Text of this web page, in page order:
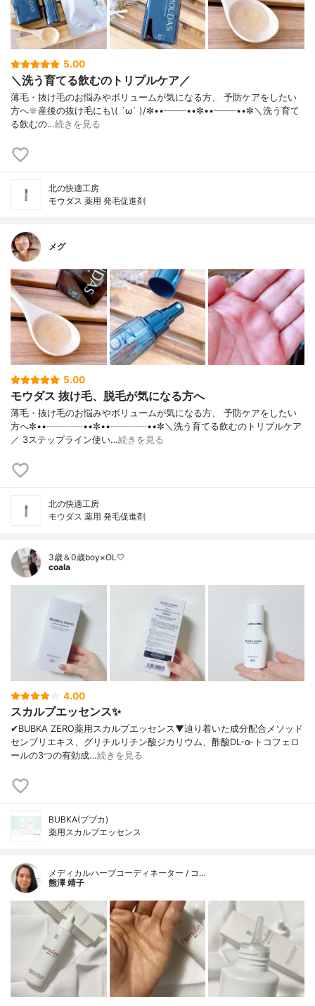
5.00
＼洗う育てる飲むのトリプルケア／
薄毛・抜け毛のお悩みやボリュームが気になる方、 予防ケアをしたい
方へ🔆産後の抜け毛にも\( ´ω` )/✼••┈┈┈┈••✼••┈┈┈┈••✼＼洗う育て
る飲むの…続きを見る
北の快適工房
モウダス 薬用 発毛促進剤
メグ
5.00
モウダス 抜け毛、脱毛が気になる方へ
薄毛・抜け毛のお悩みやボリュームが気になる方、 予防ケアをしたい
方へ✼••┈┈┈┈••✼••┈┈┈┈••✼＼洗う育てる飲むのトリプルケア
／ 3ステップライン使い…続きを見る
北の快適工房
モウダス 薬用 発毛促進剤
3歳＆0歳boy×OL🤍
coala
4.00
スカルプエッセンス✨
✔︎BUBKA ZERO薬用スカルプエッセンス▼辿り着いた成分配合メソッド
センブリエキス、グリチルリチン酸ジカリウム、酢酸DL-α-トコフェロ
ールの3つの有効成…続きを見る
BUBKA(ブブカ)
薬用スカルプエッセンス
メディカルハーブコーディネーター / コ…
熊澤 靖子